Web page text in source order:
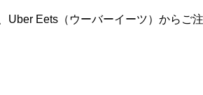
Uber Eets（ウーバーイーツ）からご